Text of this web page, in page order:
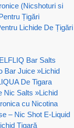
(Nicshoturi si
Țigări
Lichide De Țigări
Bar Salts
Bar Juice »Lichid
De Tigara
Nic Salts »Lichid
cu Nicotina
– Nic Shot E-Liquid
Țigară